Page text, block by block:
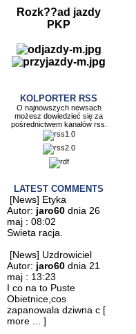
Rozk??ad jazdy
PKP
KOLPORTER RSS
O najnowszych newsach
możesz dowiedzieć się za
pośrednictwem kanałów rss.
LATEST COMMENTS
[News] Etyka
Autor: jaro60 dnia 26
maj : 08:02
Swieta racja.
[News] Uzdrowiciel
Autor: jaro60 dnia 21
maj : 13:23
I co na to Puste
Obietnice,cos
zapanowala dziwna c [
more ... ]